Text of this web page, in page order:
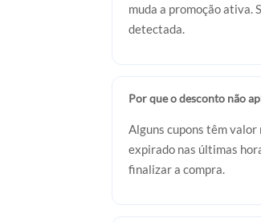
muda a promoção ativa.
detectada.
Por que o desconto não
Alguns cupons têm valor
expirado nas últimas
finalizar a compra.